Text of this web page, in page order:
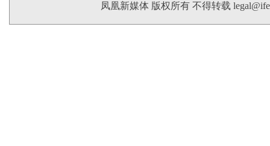
凤凰新媒体 版权所有 不得转载